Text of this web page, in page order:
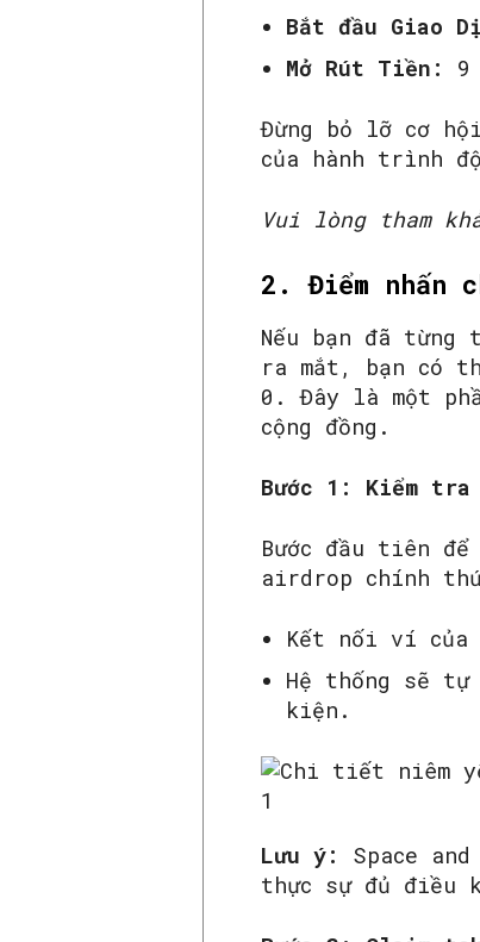
Bắt đầu Giao
Mở Rút Tiền:
9
Đừng bỏ lỡ cơ
của hành trình
Vui lòng tham
2. Điểm nhấn
Nếu bạn đã từng
ra mắt, bạn có
0. Đây là một
cộng đồng.
Bước 1: Kiểm
Bước đầu tiên
airdrop chính
Kết nối ví của
Hệ thống sẽ
kiện.
Lưu ý: Space
thực sự đủ điều